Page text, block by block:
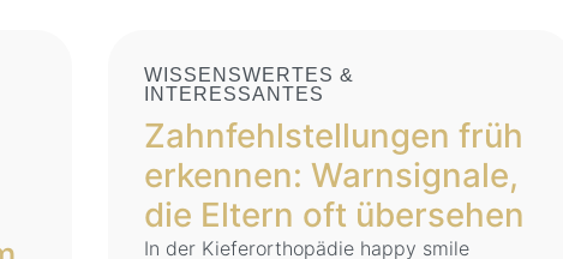
WISSENSWERTES &
INTERESSANTES
Zahnfehlstellungen früh
erkennen: Warnsignale,
die Eltern oft übersehen
In der Kieferorthopädie happy smile